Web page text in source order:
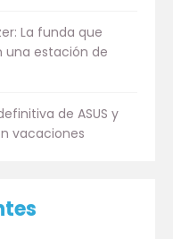
La funda que
estación de
de ASUS y
vacaciones